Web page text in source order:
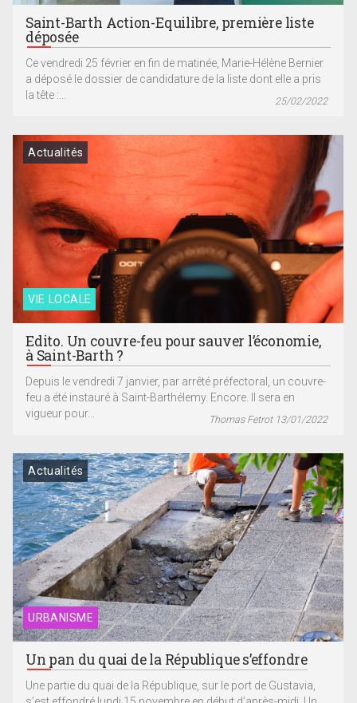
Saint-Barth Action-Equilibre, première liste
déposée
Ce vendredi 25 février en fin de matinée, Marie-Hélène Bernier
a déposé le dossier de candidature de la liste dont elle a pris
la tête :...
25/02/2022
VIE LOCALE
Actualités
Edito. Un couvre-feu pour sauver l’économie,
à Saint-Barth ?
Depuis le vendredi 7 janvier, par arrêté préfectoral, un couvre-
feu a été instauré à Saint-Barthélemy. Encore. Il sera en
vigueur pour...
Thomas Fetrot 13/01/2022
URBANISME
Actualités
Un pan du quai de la République s’effondre
Une partie du quai de la République, sur le port de Gustavia,